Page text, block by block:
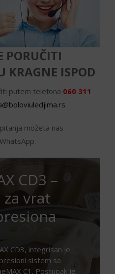
PORUČITI
KRAGNE ISPOD
putem telefona 060 311
možeta nas
CD3 –
za vrat
CD3, integrisan je
sistem sa
C1. Postupak je